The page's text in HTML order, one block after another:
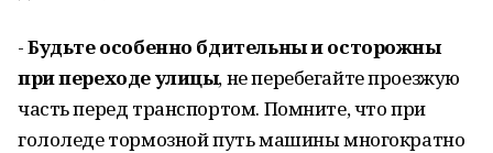
-Будьте особенно бдительны и осторожны
при переходе улицы, не перебегайте проезжую
часть перед транспортом. Помните, что при
гололеде тормозной путь машины многократно